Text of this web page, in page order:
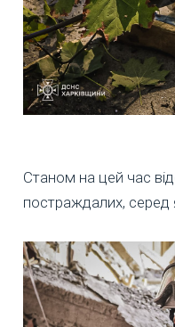
Станом на цей час
постраждалих, серед